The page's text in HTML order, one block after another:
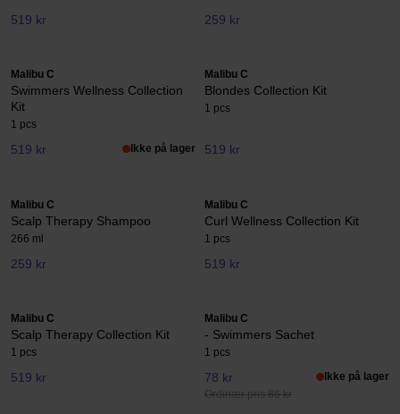
519 kr 259 kr
Malibu C
Swimmers Wellness Collection
Kit
1 pcs
519 kr Ikke på lager
Malibu C
Blondes Collection Kit
1 pcs
519 kr
Malibu C
Scalp Therapy Shampoo
266 ml
259 kr
Malibu C
Curl Wellness Collection Kit
1 pcs
519 kr
Malibu C
Scalp Therapy Collection Kit
1 pcs
519 kr
Malibu C
- Swimmers Sachet
1 pcs
78 kr
Ordinær pris 86 kr
Ikke på lager